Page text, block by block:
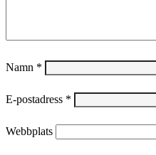
Namn *
E-postadress *
Webbplats